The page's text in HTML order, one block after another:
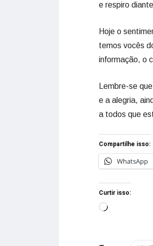
e respiro
Hoje o
temos vocês
informação, o
Lembre-se
e a alegria,
a todos que
Compartilhe isso:
WhatsApp
Curtir isso: